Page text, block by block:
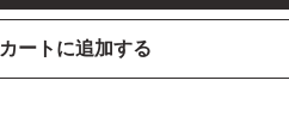
カートに追加する